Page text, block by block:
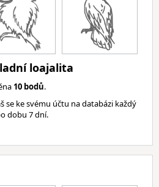
loajalita
10 bodů.
se ke svému účtu na databázi každý
dobu 7 dní.